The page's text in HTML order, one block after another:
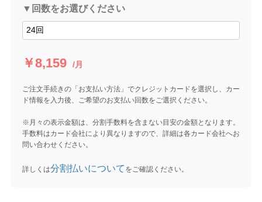
▼回数をお選びください
￥8,159 /月
ご注文手続きの「お支払い方法」でクレジットカードを選択し、カー
ド情報を入力後、ご希望のお支払い回数をご選択ください。
※月々の表示金額は、分割手数料を含まない目安の金額となります。
手数料はカード会社により異なりますので、詳細は各カード会社へお
問い合わせください。
詳しくは分割払いについて をご確認ください。